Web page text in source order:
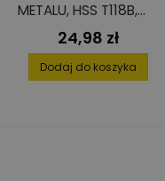
METALU, HSS T118B,
76.5/55X1.0X7,8 (5
Cena
24,98 zł
Dodaj do koszyka